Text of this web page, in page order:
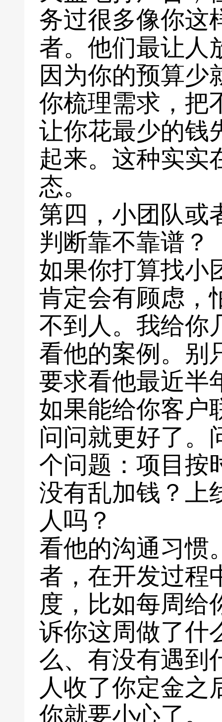
务过很多像你这
者。他们最让人
因为你的预算少
你梳理需求，把
让你花最少的钱
起来。这种实实
态。
第四，小团队或
判断靠不靠谱？
如果你打算找小
肯定会有顾虑，
不到人。我给你
看他的案例。别
要求看他最近半
如果能给你客户
问问就更好了。
个问题：项目按
没有乱加钱？上
人吗？
看他的沟通习惯
者，在开发过程
度，比如每周给
诉你这周做了什
么、有没有遇到
人收了你定金之
你就要小心了。